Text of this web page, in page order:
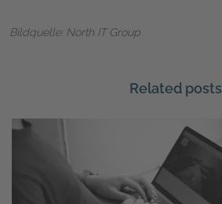
Bildquelle: North IT Group
Related posts